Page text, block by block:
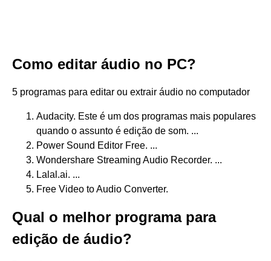
Como editar áudio no PC?
5 programas para editar ou extrair áudio no computador
Audacity. Este é um dos programas mais populares
quando o assunto é edição de som. ...
Power Sound Editor Free. ...
Wondershare Streaming Audio Recorder. ...
Lalal.ai. ...
Free Video to Audio Converter.
Qual o melhor programa para
edição de áudio?